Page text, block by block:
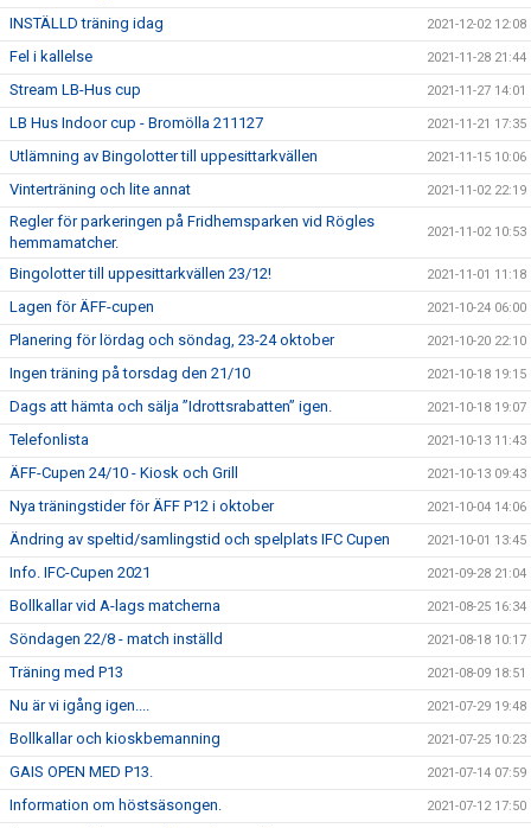
INSTÄLLD träning idag 2021-12-02 12:08
Fel i kallelse 2021-11-28 21:44
Stream LB-Hus cup 2021-11-27 14:01
LB Hus Indoor cup - Bromölla 211127 2021-11-21 17:35
Utlämning av Bingolotter till uppesittarkvällen 2021-11-15 10:06
Vinterträning och lite annat 2021-11-02 22:19
Regler för parkeringen på Fridhemsparken vid Rögles
hemmamatcher.
2021-11-02 10:53
Bingolotter till uppesittarkvällen 23/12! 2021-11-01 11:18
Lagen för ÄFF-cupen 2021-10-24 06:00
Planering för lördag och söndag, 23-24 oktober 2021-10-20 22:10
Ingen träning på torsdag den 21/10 2021-10-18 19:15
Dags att hämta och sälja ”Idrottsrabatten” igen. 2021-10-18 19:07
Telefonlista 2021-10-13 11:43
ÄFF-Cupen 24/10 - Kiosk och Grill 2021-10-13 09:43
Nya träningstider för ÄFF P12 i oktober 2021-10-04 14:06
Ändring av speltid/samlingstid och spelplats IFC Cupen 2021-10-01 13:45
Info. IFC-Cupen 2021 2021-09-28 21:04
Bollkallar vid A-lags matcherna 2021-08-25 16:34
Söndagen 22/8 - match inställd 2021-08-18 10:17
Träning med P13 2021-08-09 18:51
Nu är vi igång igen.... 2021-07-29 19:48
Bollkallar och kioskbemanning 2021-07-25 10:23
GAIS OPEN MED P13. 2021-07-14 07:59
Information om höstsäsongen. 2021-07-12 17:50